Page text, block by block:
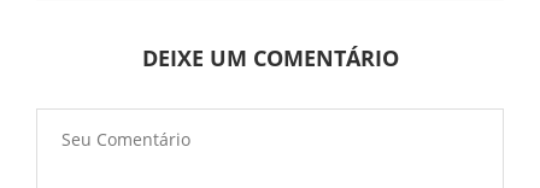
DEIXE UM COMENTÁRIO